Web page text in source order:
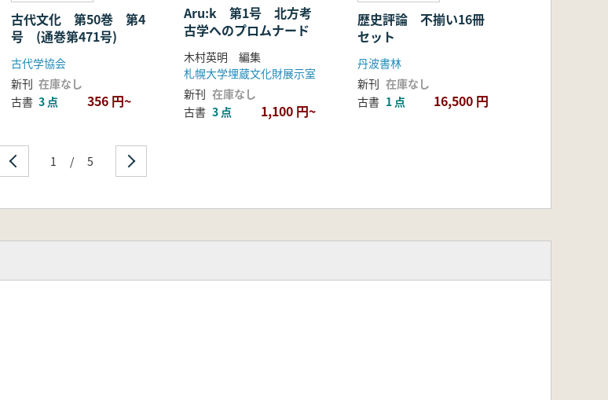
古代文化 第50巻 第4
号 (通巻第471号)
古代学協会
新刊 在庫なし
古書 3 点 356 円~
Aru:k 第1号 北方考
古学へのプロムナード
木村英明 編集
札幌大学埋蔵文化財展示室
新刊 在庫なし
古書 3 点 1,100 円~
歴史評論 不揃い16冊
セット
丹波書林
新刊 在庫なし
古書 1 点 16,500 円
1 / 5